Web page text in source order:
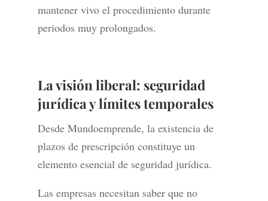
mantener vivo el procedimiento durante
periodos muy prolongados.
La visión liberal: seguridad
jurídica y límites temporales
Desde Mundoemprende, la existencia de
plazos de prescripción constituye un
elemento esencial de seguridad jurídica.
Las empresas necesitan saber que no